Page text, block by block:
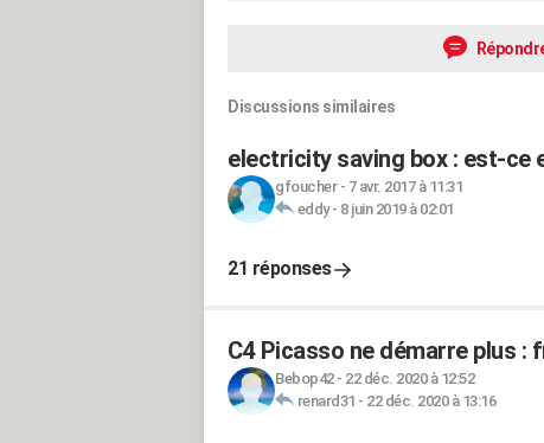
Discussions similaires
electricity saving box : est-ce
gfoucher- 7 avr. 2017 à 11:31
eddy- 8 juin 2019 à 02:01
21 réponses
C4 Picasso ne démarre plus :
Bebop42- 22 déc. 2020 à 12:52
renard31 - 22 déc. 2020 à 13:16